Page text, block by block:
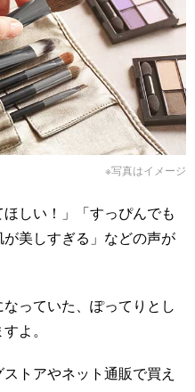
※写真はイメージ
しい！」「すっぴんでも
美しすぎる」などの声が
っていた、ぽってりとし
よ。
トアやネット通販で買え